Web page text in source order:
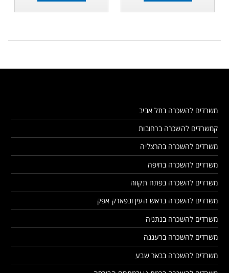
משרדים להשכרה בתל אביב
קמשרדים להשכרה ברחובות
משרדים להשכרה בהרצליה
משרדים להשכרה בחיפה
משרדים להשכרה בפתח תקווה
משרדים להשכרה בראש העין ובפארק אפק
משרדים להשכרה בנתניה
משרדים להשכרה ברעננה
משרדים להשכרה בבאר שבע